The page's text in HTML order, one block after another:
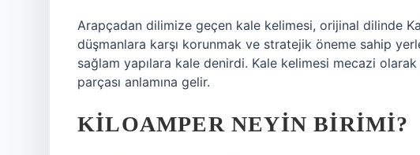
Arapçadan dilimize geçen kale kelimesi, orijinal dilinde
düşmanlara karşı korunmak ve stratejik öneme sahip
sağlam yapılara kale denirdi. Kale kelimesi mecazi
parçası anlamına gelir.
KILOAMPER NEYIN BIRIMI?